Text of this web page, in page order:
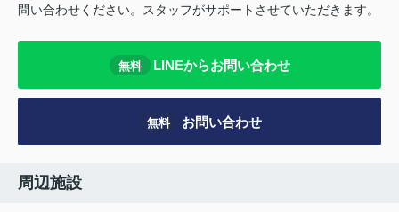
問い合わせください。スタッフがサポートさせていただきます。
無料 LINEからお問い合わせ
無料 お問い合わせ
周辺施設